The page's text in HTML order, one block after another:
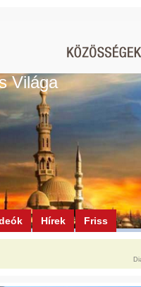
Világa
Hírek Friss